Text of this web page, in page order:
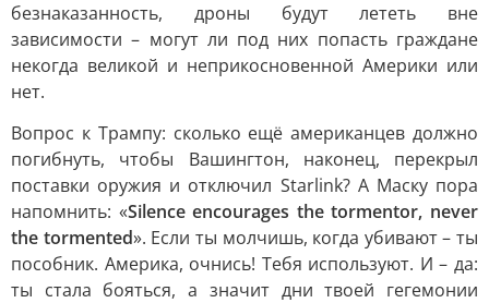
безнаказанность, дроны будут лететь вне
зависимости – могут ли под них попасть граждане
некогда великой и неприкосновенной Америки или
нет.
Вопрос к Трампу: сколько ещё американцев должно
погибнуть, чтобы Вашингтон, наконец, перекрыл
поставки оружия и отключил Starlink? А Маску пора
напомнить: «Silence encourages the tormentor, never
the tormented». Если ты молчишь, когда убивают – ты
пособник. Америка, очнись! Тебя используют. И – да:
ты стала бояться, а значит дни твоей гегемонии